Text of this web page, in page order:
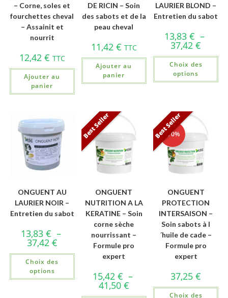
– Corne, soles et
fourchettes cheval
– Assainit et
nourrit
12,42 € TTC
Ajouter au
panier
DE RICIN – Soin
des sabots et de la
peau cheval
11,42 € TTC
Ajouter au
panier
LAURIER BLOND –
Entretien du sabot
13,83€ –
37,42€
Choix des
options
ONGUENT AU
LAURIER NOIR –
Entretien du sabot
13,83 € –
37,42 €
Choix des
options
Best Seller
ONGUENT
NUTRITION A LA
KERATINE – Soin
corne sèche
nourrissant –
Formule pro
expert
15,42 € –
41,50 €
Best Seller
-10%
ONGUENT
PROTECTION
INTERSAISON –
Soin sabots à l
´huile de cade –
Formule pro
expert
37,25€
Choix des